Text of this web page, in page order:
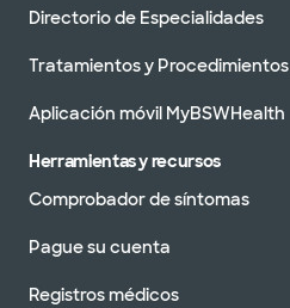
Directorio de Especialidades
Tratamientos y Procedimientos
Aplicación móvil MyBSWHealth
Herramientas y recursos
Comprobador de síntomas
Pague su cuenta
Registros médicos